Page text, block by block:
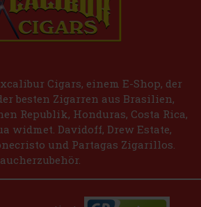
2.99 €
Cigars, einem E-Shop, der
besten Zigarren aus Brasilien,
Republik, Honduras, Costa Rica,
widmet. Davidoff, Drew Estate,
und Partagas Zigarillos.